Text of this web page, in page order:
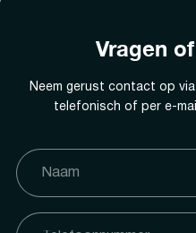
Vragen
Neem gerust contact op
telefonisch of per e-